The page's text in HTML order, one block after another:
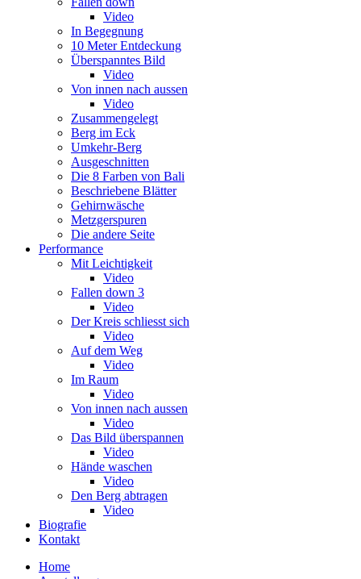
Video
In Begegnung
10 Meter Entdeckung
Überspanntes Bild
Video
Von innen nach aussen
Video
Zusammengelegt
Berg im Eck
Umkehr-Berg
Ausgeschnitten
Die 8 Farben von Bali
Beschriebene Blätter
Gehirnwäsche
Metzgerspuren
Die andere Seite
Performance
Mit Leichtigkeit
Video
Fallen down 3
Video
Der Kreis schliesst sich
Video
Auf dem Weg
Video
Im Raum
Video
Von innen nach aussen
Video
Das Bild überspannen
Video
Hände waschen
Video
Den Berg abtragen
Video
Biografie
Kontakt
Home